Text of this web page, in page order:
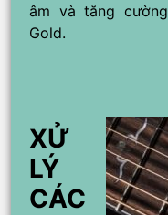
âm và tăng
Gold.
XỬ
LÝ
CÁC